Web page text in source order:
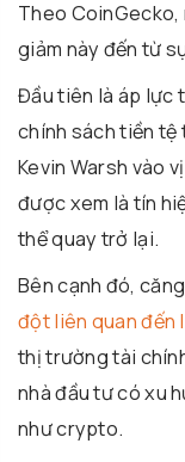
Theo CoinGecko,
giảm này đến từ
Đầu tiên là áp lực
chính sách tiền tệ
Kevin Warsh vào
được xem là tín
thể quay trở lại.
Bên cạnh đó,
đột liên quan đến
thị trường tài
nhà đầu tư có xu
như crypto.